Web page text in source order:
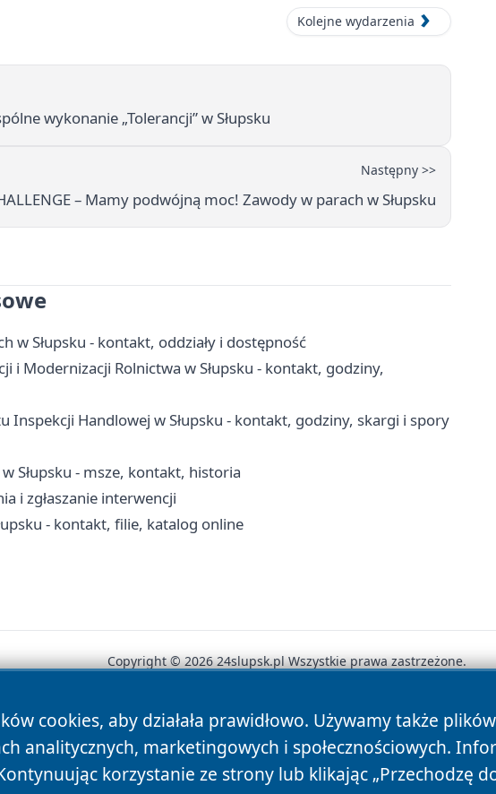
Kolejne wydarzenia
wykonanie „Tolerancji” w Słupsku
Następny >>
– Mamy podwójną moc! Zawody w parach w Słupsku
w Słupsku - kontakt, oddziały i dostępność
i Modernizacji Rolnictwa w Słupsku - kontakt, godziny,
Handlowej w Słupsku - kontakt, godziny, skargi i spory
Słupsku - msze, kontakt, historia
i zgłaszanie interwencji
- kontakt, filie, katalog online
cookies, aby działała prawidłowo. Używamy także
analitycznych, marketingowych i społecznościowych.
korzystanie ze strony lub klikając „Przechodzę
Copyright © 2026 24slupsk.pl Wszystkie prawa zastrzeżone.
News Autorzy Polityka Prywatności Polityka Cookies